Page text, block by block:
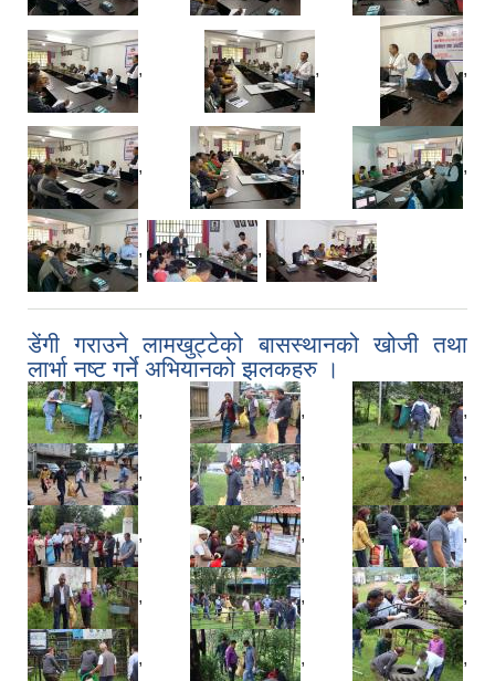
, , ,
, , ,
, ,
डेंगी गराउने लामखुट्टेको बासस्थानको खोजी तथा
लार्भा नष्ट गर्ने अभियानको झलकहरु ।
, , ,
, , ,
, , ,
, , ,
, , ,